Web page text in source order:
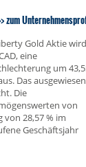
zum
Gold Aktie wird
eine
um
Das
Die
von
von 28,57 % im
Geschäftsjahr